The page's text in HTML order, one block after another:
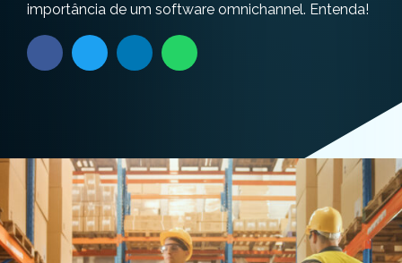
importância de um software omnichannel. Entenda!